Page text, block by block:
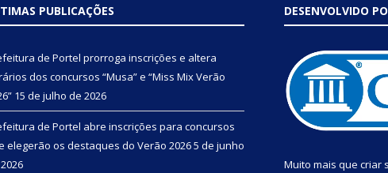
PUBLICAÇÕES
de Portel prorroga inscrições e altera
dos concursos “Musa” e “Miss Mix Verão
15 de julho de 2026
de Portel abre inscrições para concursos
elegerão os destaques do Verão 20265 de junho
DESENVOLVIDO
Muito mais que criar